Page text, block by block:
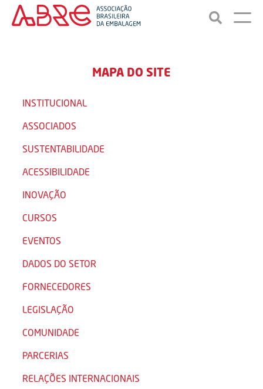
MAPA DO SITE
INSTITUCIONAL
ASSOCIADOS
SUSTENTABILIDADE
ACESSIBILIDADE
INOVAÇÃO
CURSOS
EVENTOS
DADOS DO SETOR
FORNECEDORES
LEGISLAÇÃO
COMUNIDADE
PARCERIAS
RELAÇÕES INTERNACIONAIS